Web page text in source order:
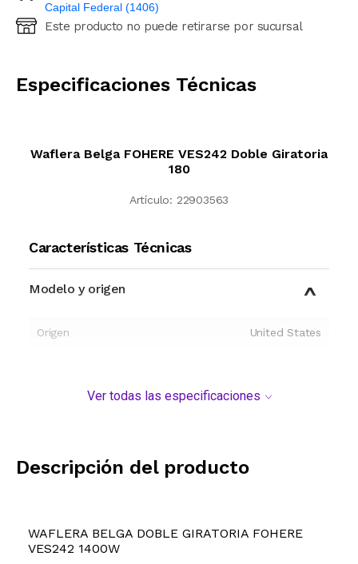
Capital Federal (1406)
Ingresá código postal (sólo números)
Este producto no puede retirarse por sucursal
Especificaciones Técnicas
Waflera Belga FOHERE VES242 Doble Giratoria
180
Artículo: 22903563
Características Técnicas
Modelo y origen
Origen United States
Ver todas las especificaciones
Descripción del producto
WAFLERA BELGA DOBLE GIRATORIA FOHERE
VES242 1400W